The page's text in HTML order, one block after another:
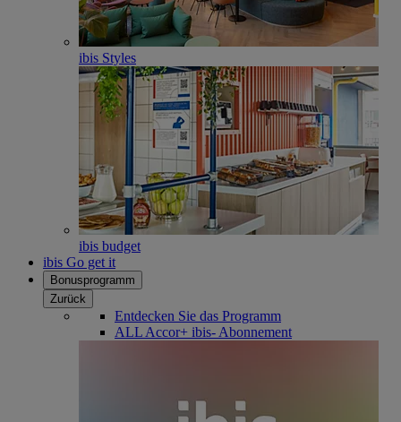
ibis Styles
ibis budget
ibis Go get it
Bonusprogramm
Zurück
Entdecken Sie das Programm
ALL Accor+ ibis- Abonnement